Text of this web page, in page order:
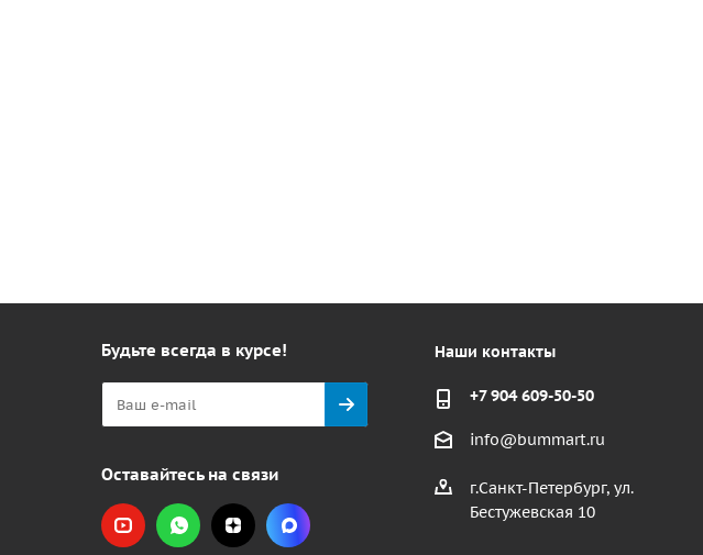
Будьте всегда в курсе!
Оставайтесь на связи
Наши контакты
+7 904 609-50-50
info@bummart.ru
г.Санкт-Петербург, ул.
Бестужевская 10